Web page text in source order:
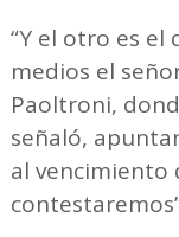
“Y el otro es
medios el
Paoltroni,
señaló,
al vencimiento